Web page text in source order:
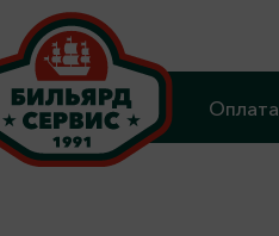
Оплата